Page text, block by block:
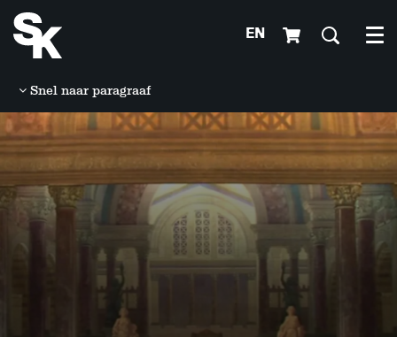
EN
Snel naar paragraaf